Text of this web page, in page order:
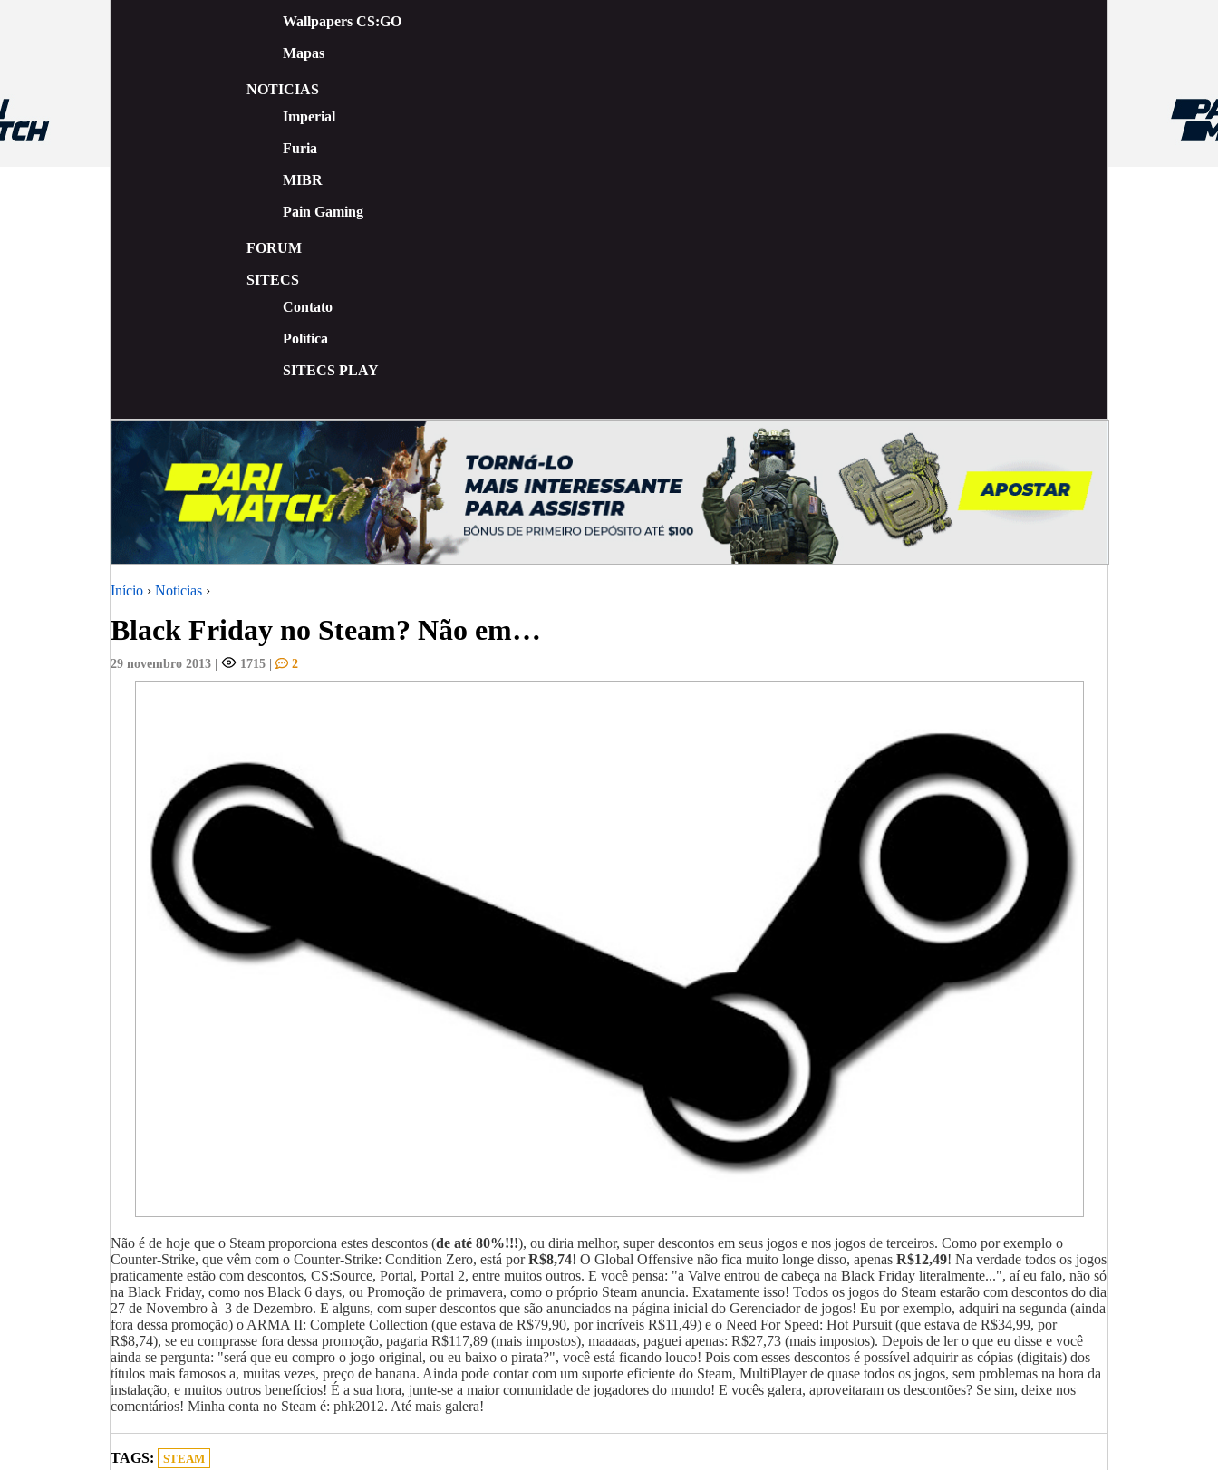
Wallpapers CS:GO
Mapas
NOTICIAS
Imperial
Furia
MIBR
Pain Gaming
FORUM
SITECS
Contato
Política
SITECS PLAY
Início › Noticias ›
Black Friday no Steam? Não em…
29 novembro 2013 | 1715 | 2
Não é de hoje que o Steam proporciona estes descontos (de até 80%!!!), ou diria melhor, super descontos em seus jogos e nos jogos de terceiros. Como por exemplo o
Counter-Strike, que vêm com o Counter-Strike: Condition Zero, está porR$8,74! O Global Offensive não fica muito longe disso, apenas R$12,49! Na verdade todos os jogos
praticamente estão com descontos, CS:Source, Portal, Portal 2, entre muitos outros. E você pensa: "a Valve entrou de cabeça na Black Friday literalmente...", aí eu falo, não só
na Black Friday, como nos Black 6 days, ou Promoção de primavera, como o próprio Steam anuncia. Exatamente isso! Todos os jogos do Steam estarão com descontos do dia
27 de Novembro à 3 de Dezembro. E alguns, com super descontos que são anunciados na página inicial do Gerenciador de jogos! Eu por exemplo, adquiri na segunda (ainda
fora dessa promoção) o ARMA II: Complete Collection (que estava de R$79,90, por incríveis R$11,49) e o Need For Speed: Hot Pursuit (que estava de R$34,99, por
R$8,74), se eu comprasse fora dessa promoção, pagaria R$117,89 (mais impostos), maaaaas, paguei apenas: R$27,73 (mais impostos). Depois de ler o que eu disse e você
ainda se pergunta: "será que eu compro o jogo original, ou eu baixo o pirata?", você está ficando louco! Pois com esses descontos é possível adquirir as cópias (digitais) dos
títulos mais famosos a, muitas vezes, preço de banana. Ainda pode contar com um suporte eficiente do Steam, MultiPlayer de quase todos os jogos, sem problemas na hora da
instalação, e muitos outros benefícios! É a sua hora, junte-se a maior comunidade de jogadores do mundo! E vocês galera, aproveitaram os descontões? Se sim, deixe nos
comentários! Minha conta no Steam é: phk2012. Até mais galera!
TAGS: STEAM